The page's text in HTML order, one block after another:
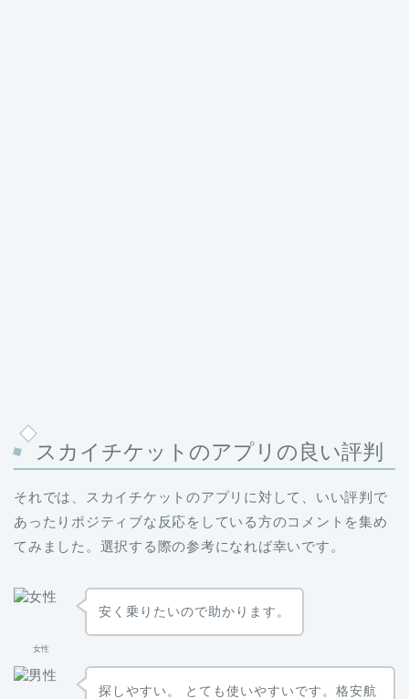
スカイチケットのアプリの良い評判
それでは、スカイチケットのアプリに対して、いい評判で
あったりポジティブな反応をしている方のコメントを集め
てみました。選択する際の参考になれば幸いです。
女性
安く乗りたいので助かります。
探しやすい。
とても使いやすいです。格安航